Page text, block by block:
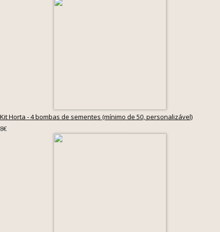
Kit Horta - 4 bombas de sementes (mínimo de 50, personalizável)
8€